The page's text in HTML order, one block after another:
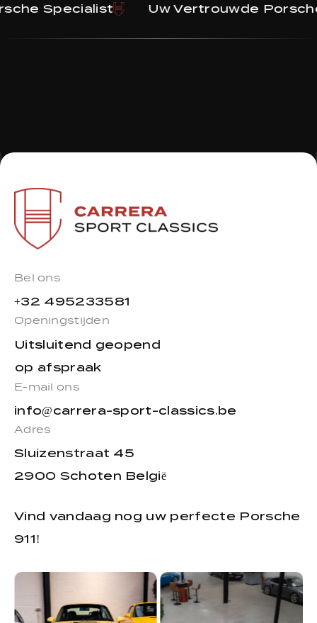
Uw Vertrouwde Porsche
Bel ons
+32 495233581
Openingstijden
Uitsluitend geopend
op afspraak
E-mail ons
info@carrera-sport-classics.be
Adres
Sluizenstraat 45
2900 Schoten België
Vind vandaag nog uw perfecte Porsche
911!